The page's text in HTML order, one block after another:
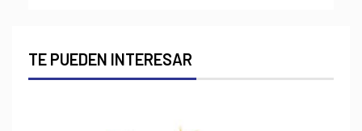
TE PUEDEN INTERESAR